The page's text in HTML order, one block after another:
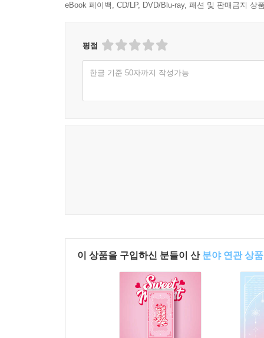
eBook 페이백, CD/LP, DVD/Blu-ray, 패션 및 판매금지 상
평점
한글 기준 50자까지 작성가능
이 상품을 구입하신 분들이 산 분야 연관 상품